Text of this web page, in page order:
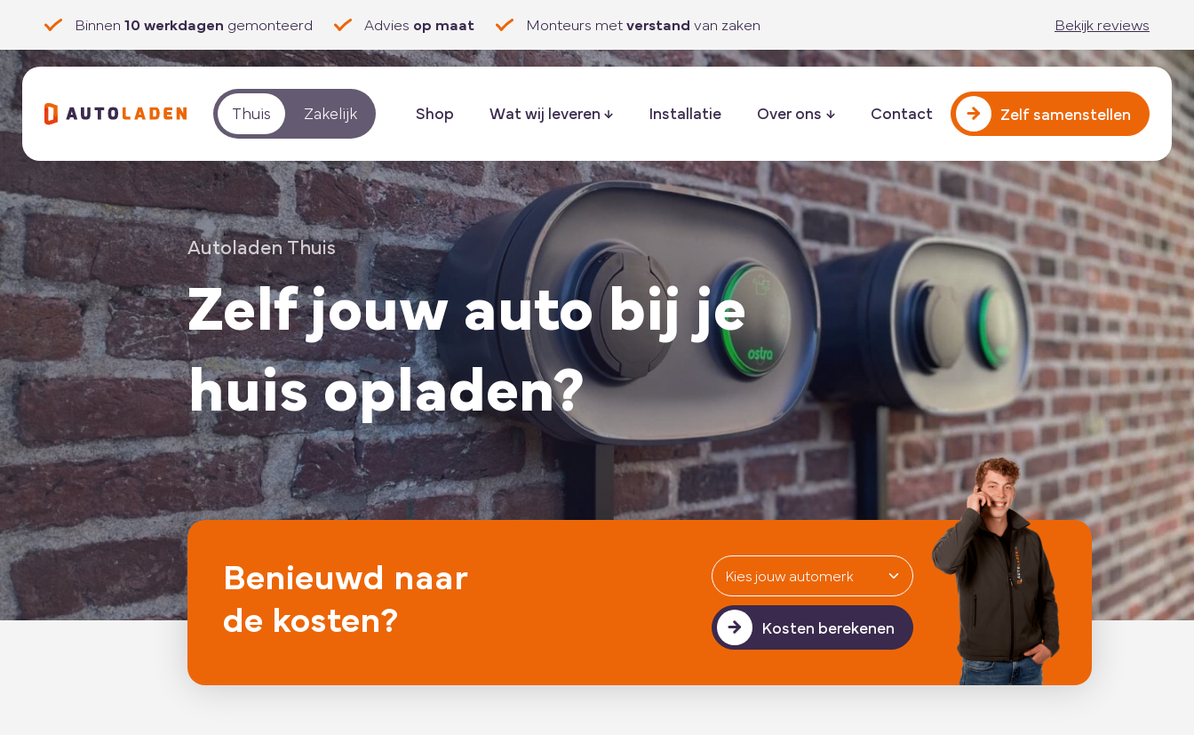
Binnen 10 werkdagen gemonteerd Advies op maat Monteurs met verstand van zaken Bekijk reviews
Thuis Zakelijk Shop Wat wij leveren Installatie Over ons Contact Zelf samenstellen
Autoladen Thuis
Zelf jouw auto bij je
huis opladen?
Benieuwd naar
de kosten?
Kosten berekenen